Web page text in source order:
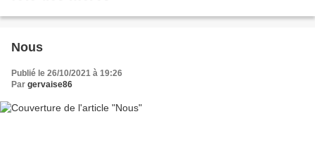
Nous
Publié le 26/10/2021 à 19:26
Par gervaise86